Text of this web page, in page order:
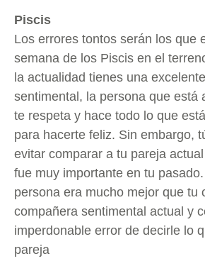
Piscis
Los errores tontos serán los que
semana de los Piscis en el
la actualidad tienes una
sentimental, la persona que está
te respeta y hace todo lo que
para hacerte feliz. Sin embargo,
evitar comparar a tu pareja
fue muy importante en tu
persona era mucho mejor que tu
compañera sentimental actual y
imperdonable error de decirle lo
pareja